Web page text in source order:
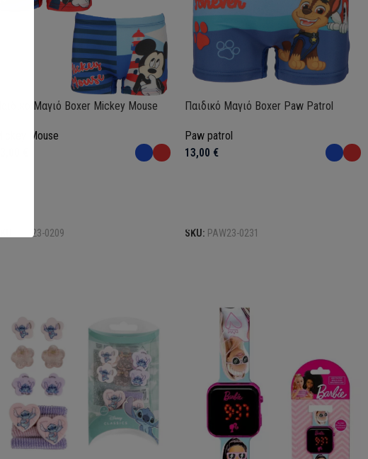
Παιδικό Μαγιό Boxer Mickey Mouse
Mickey Mouse
MIC23-0209
Παιδικό Μαγιό Boxer Paw Patrol
Paw patrol
13,00 €
SKU: PAW23-0231